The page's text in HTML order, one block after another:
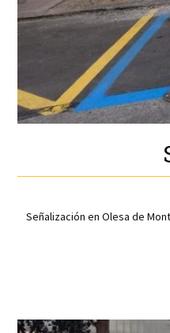
Señalización en Olesa de